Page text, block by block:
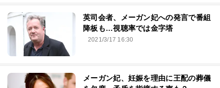
英司会者、メーガン妃への発言で番組
降板も…視聴率では金字塔
2021/3/17 16:30
メーガン妃、妊娠を理由に王配の葬儀